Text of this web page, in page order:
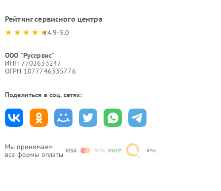
Мы принимаем
все формы оплаты
Рейтинг сервисного центра
4.9-5.0
ООО "Русервис"
ИНН 7702633247
ОГРН 1077746335776
Поделиться в соц. сетях: